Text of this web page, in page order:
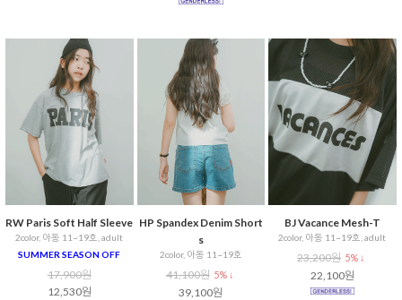
RW Paris Soft Half Sleeve
2color, 아동 11~19호, adult
SUMMER SEASON OFF
17,900원
12,530원
HP Spandex Denim Short
s
2color, 아동 11~19호
41,100원 5% ↓
39,100원
BJ Vacance Mesh-T
2color, 아동 11~19호, adult
23,200원 5% ↓
22,100원